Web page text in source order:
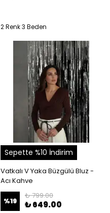
2 Renk 3 Beden
Sepette %10 İndirim
Vatkalı V Yaka Büzgülü Bluz -
Acı Kahve
%19
₺ 799.00
₺ 649.00